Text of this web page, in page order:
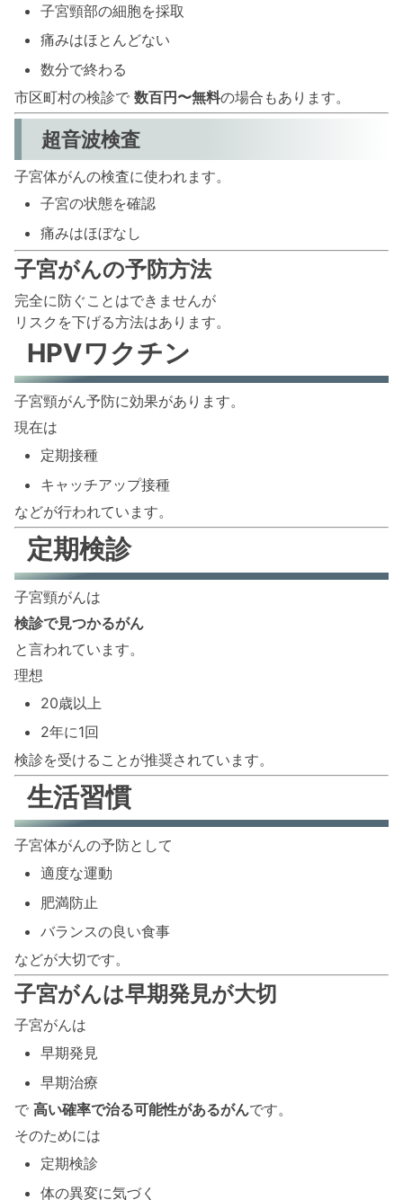
子宮頸部の細胞を採取
痛みはほとんどない
数分で終わる
市区町村の検診で 数百円〜無料の場合もあります。
超音波検査
子宮体がんの検査に使われます。
子宮の状態を確認
痛みはほぼなし
子宮がんの予防方法
完全に防ぐことはできませんが
リスクを下げる方法はあります。
HPVワクチン
子宮頸がん予防に効果があります。
現在は
定期接種
キャッチアップ接種
などが行われています。
定期検診
子宮頸がんは
検診で見つかるがん
と言われています。
理想
20歳以上
2年に1回
検診を受けることが推奨されています。
生活習慣
子宮体がんの予防として
適度な運動
肥満防止
バランスの良い食事
などが大切です。
子宮がんは早期発見が大切
子宮がんは
早期発見
早期治療
で 高い確率で治る可能性があるがんです。
そのためには
定期検診
体の異変に気づく